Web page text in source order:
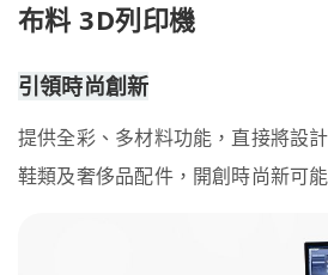
布料 3D列印機
引領時尚創新
提供全彩、多材料功能，直接將設
鞋類及奢侈品配件，開創時尚新可能